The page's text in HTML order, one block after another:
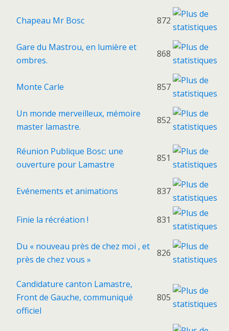
Chapeau Mr Bosc 872
Gare du Mastrou, en lumière et
ombres.
868
Monte Carle 857
Un monde merveilleux, mémoire
master lamastre.
852
Réunion Publique Bosc: une
ouverture pour Lamastre
851
Evénements et animations 837
Finie la récréation ! 831
Du « nouveau près de chez moi , et
près de chez vous »
826
Candidature canton Lamastre,
Front de Gauche, communiqué
officiel
805